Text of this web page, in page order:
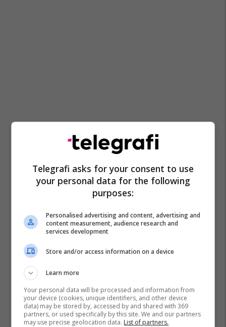
Telegrafi asks for your consent to use
your personal data for the following
purposes:
Personalised advertising and content, advertising and
content measurement, audience research and
services development
Store and/or access information on a device
Learn more
Your personal data will be processed and information from
your device (cookies, unique identifiers, and other device
data) may be stored by, accessed by and shared with 369
partners, or used specifically by this site. We and our partners
may use precise geolocation data. List of partners.